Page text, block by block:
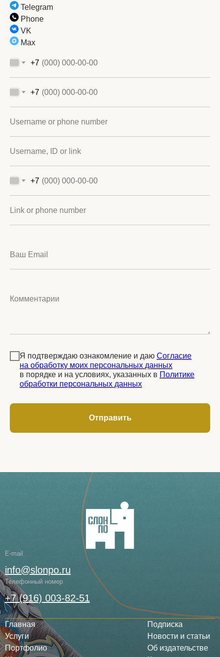
Telegram
Phone
VK
Max
+7
+7
Username or phone number
Username, ID or link
+7
Link or phone number
Ваш Email
Комментарии
Я подтверждаю ознакомление и даю Согласие
на обработку моих персональных данных
в порядке и на условиях, указанных в Политике
обработки персональных данных
Отправить
E-mail
info@slonpo.ru
Телефонный номер
+7 (916) 003-82-51
Главная
Услуги
Портфолио
Подписка
Новости и статьи
Об издательстве